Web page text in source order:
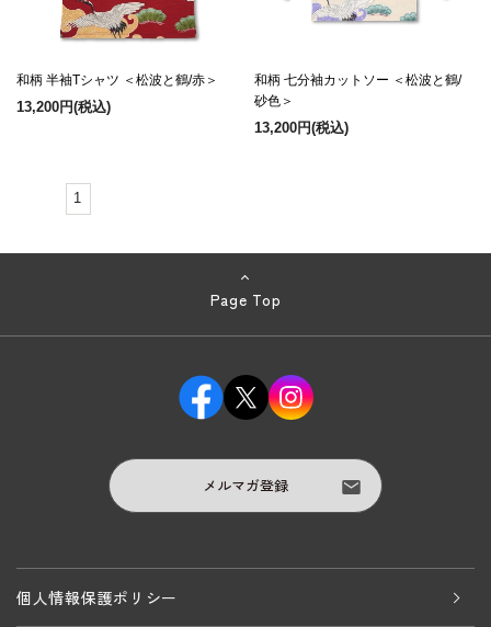
和柄 半袖Tシャツ ＜松波と鶴/赤＞
13,200円(税込)
和柄 七分袖カットソー ＜松波と鶴/
砂色＞
13,200円(税込)
1
Page Top
メルマガ登録
個人情報保護ポリシー